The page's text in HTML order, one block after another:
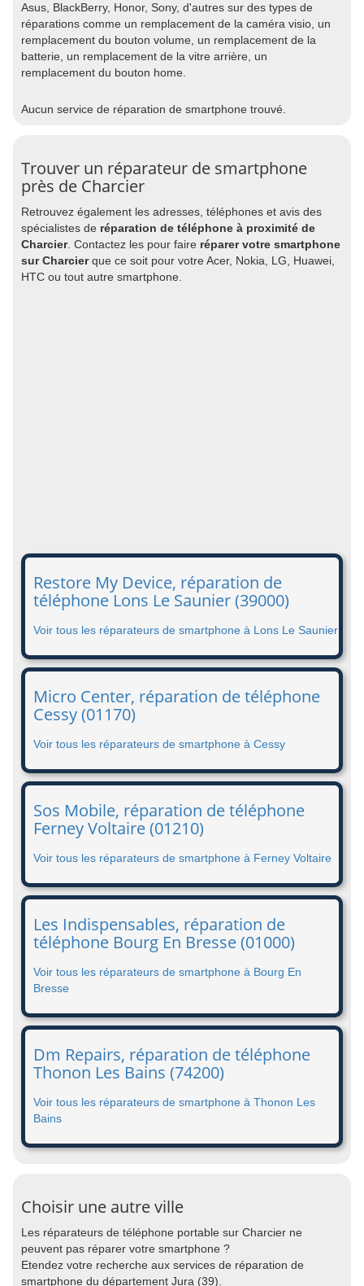
Asus, BlackBerry, Honor, Sony, d'autres sur des types de
réparations comme un remplacement de la caméra visio, un
remplacement du bouton volume, un remplacement de la
batterie, un remplacement de la vitre arrière, un
remplacement du bouton home.
Aucun service de réparation de smartphone trouvé.
Trouver un réparateur de smartphone
près de Charcier
Retrouvez également les adresses, téléphones et avis des
spécialistes de réparation de téléphone à proximité de
Charcier. Contactez les pour faire réparer votre smartphone
sur Charcierque ce soit pour votre Acer, Nokia, LG, Huawei,
HTC ou tout autre smartphone.
Restore My Device, réparation de
téléphone Lons Le Saunier (39000)
Voir tous les réparateurs de smartphone à Lons Le Saunier
Micro Center, réparation de téléphone
Cessy (01170)
Voir tous les réparateurs de smartphone à Cessy
Sos Mobile, réparation de téléphone
Ferney Voltaire (01210)
Voir tous les réparateurs de smartphone à Ferney Voltaire
Les Indispensables, réparation de
téléphone Bourg En Bresse (01000)
Voir tous les réparateurs de smartphone à Bourg En
Bresse
Dm Repairs, réparation de téléphone
Thonon Les Bains (74200)
Voir tous les réparateurs de smartphone à Thonon Les
Bains
Choisir une autre ville
Les réparateurs de téléphone portable sur Charcier ne
peuvent pas réparer votre smartphone ?
Etendez votre recherche aux services de réparation de
smartphone du département Jura (39).